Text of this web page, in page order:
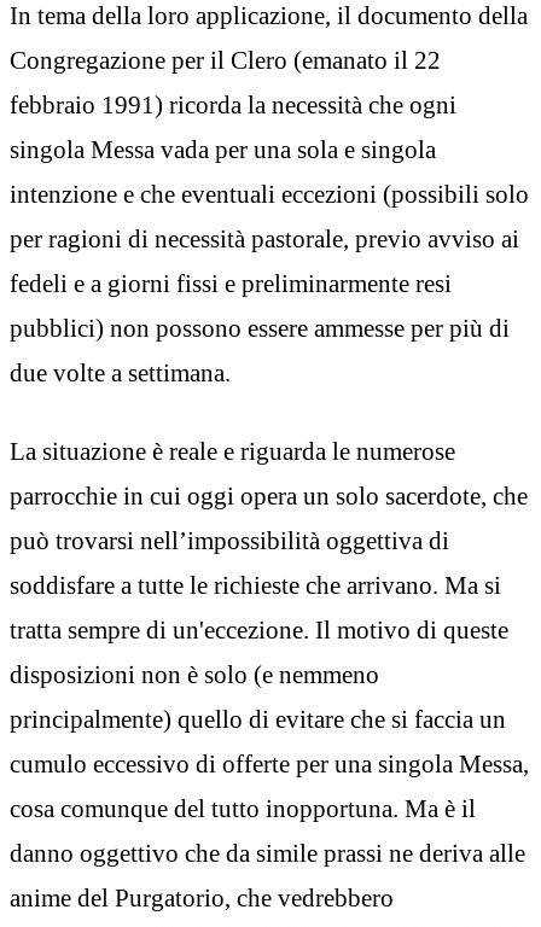
In tema della loro applicazione, il documento della
Congregazione per il Clero (emanato il 22
febbraio 1991) ricorda la necessità che ogni
singola Messa vada per una sola e singola
intenzione e che eventuali eccezioni (possibili solo
per ragioni di necessità pastorale, previo avviso ai
fedeli e a giorni fissi e preliminarmente resi
pubblici) non possono essere ammesse per più di
due volte a settimana.
La situazione è reale e riguarda le numerose
parrocchie in cui oggi opera un solo sacerdote, che
può trovarsi nell’impossibilità oggettiva di
soddisfare a tutte le richieste che arrivano. Ma si
tratta sempre di un'eccezione. Il motivo di queste
disposizioni non è solo (e nemmeno
principalmente) quello di evitare che si faccia un
cumulo eccessivo di offerte per una singola Messa,
cosa comunque del tutto inopportuna. Ma è il
danno oggettivo che da simile prassi ne deriva alle
anime del Purgatorio, che vedrebbero